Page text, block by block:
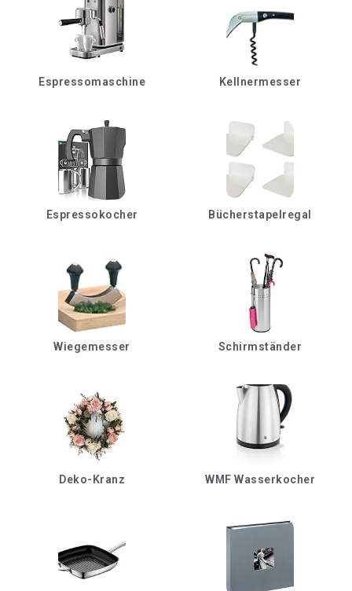
Espressomaschine Kellnermesser
Espressokocher Bücherstapelregal
Wiegemesser Schirmständer
Deko-Kranz WMF Wasserkocher